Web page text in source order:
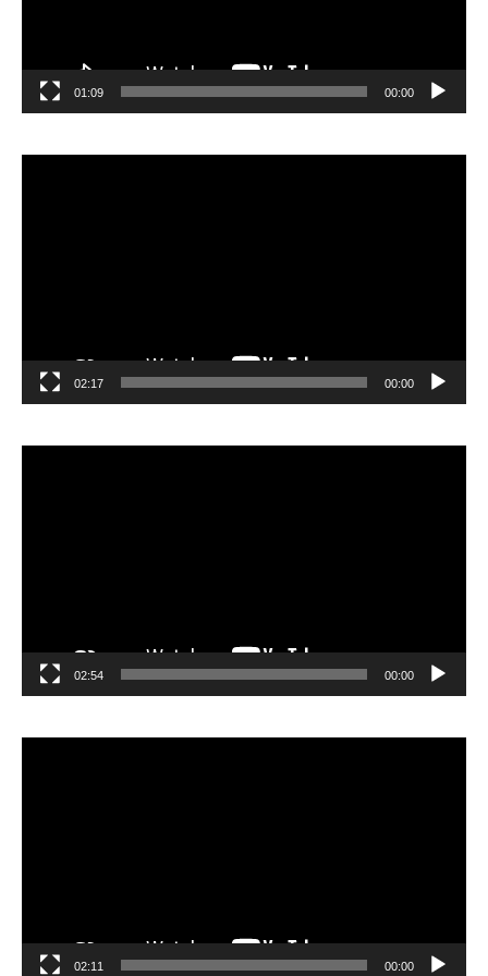
00:00
01:09
00:00
02:17
00:00
02:54
00:00
02:11